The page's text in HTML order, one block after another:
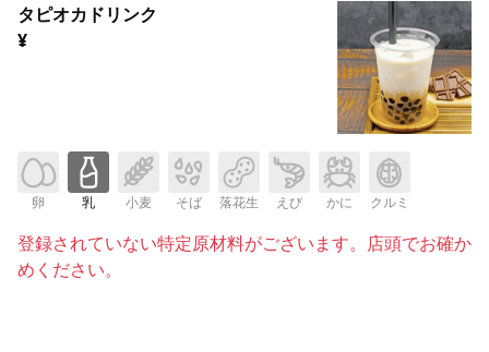
タピオカドリンク
¥
卵 乳 小麦 そば 落花生 えび かに クルミ
登録されていない特定原材料がございます。店頭でお確か
めください。